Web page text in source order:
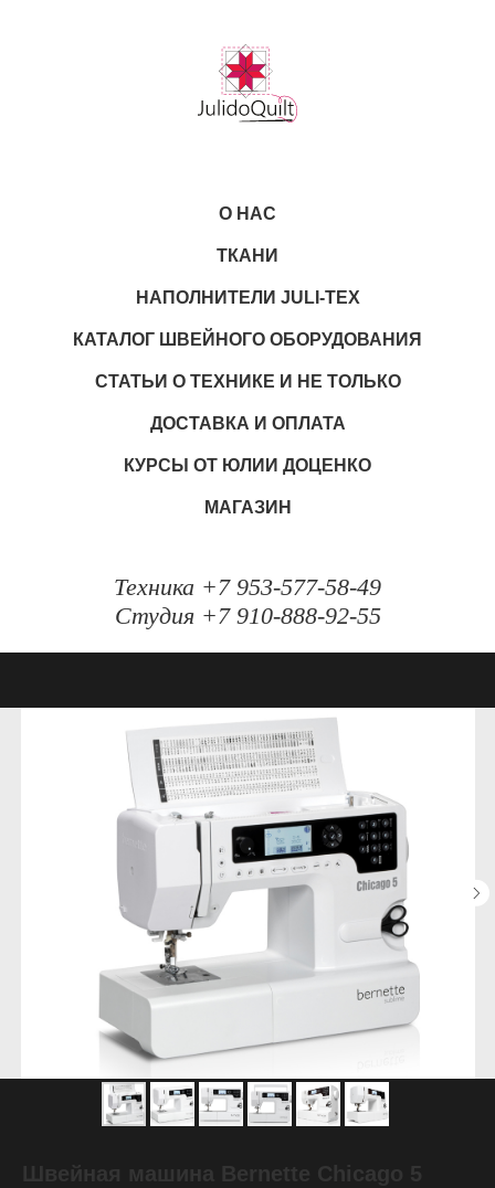
О НАС
ТКАНИ
НАПОЛНИТЕЛИ JULI-TEX
КАТАЛОГ ШВЕЙНОГО ОБОРУДОВАНИЯ
СТАТЬИ О ТЕХНИКЕ И НЕ ТОЛЬКО
ДОСТАВКА И ОПЛАТА
КУРСЫ ОТ ЮЛИИ ДОЦЕНКО
МАГАЗИН
Техника +7 953-577-58-49
Студия +7 910-888-92-55
Швейная машина Bernette Chicago 5